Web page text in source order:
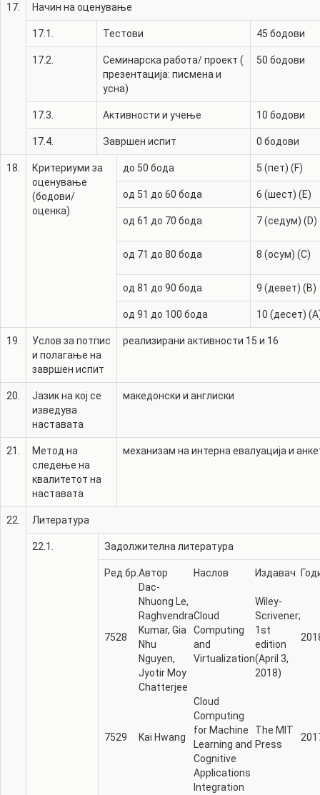
17. Начин на оценување
17.1. Тестови 45 бодови
17.2.
Семинарска работа/ проект (
презентација: писмена и
усна)
50 бодови
17.3. Активности и учење 10 бодови
17.4. Завршен испит 0 бодови
18.
Критериуми за
оценување
(бодови/
оценка)
до 50 бода 5 (пет) (F)
од 51 до 60 бода 6 (шест) (E)
од 61 до 70 бода 7 (седум) (D)
од 71 до 80 бода 8 (осум) (C)
од 81 до 90 бода 9 (девет) (B)
од 91 до 100 бода 10 (десет)
19.
Услов за потпис
и полагање на
завршен испит
реализирани активности 15 и 16
20.
Јазик на кој се
изведува
наставата
македонски и англиски
21.
Метод на
следење на
квалитетот на
наставата
механизам на интерна евалуација и
22. Литература
22.1. Задолжителна литература
Ред.бр. Автор Наслов Издавач
7528
Dac-
Nhuong Le,
Raghvendra
Kumar, Gia
Nhu
Nguyen,
Jyotir Moy
Chatterjee
Cloud
Computing
and
Virtualization
Wiley-
Scrivener;
1st
edition
(April 3,
2018)
7529 Kai Hwang
Cloud
Computing
for Machine
Learning and
Cognitive
Applications
The MIT
Press
Integration